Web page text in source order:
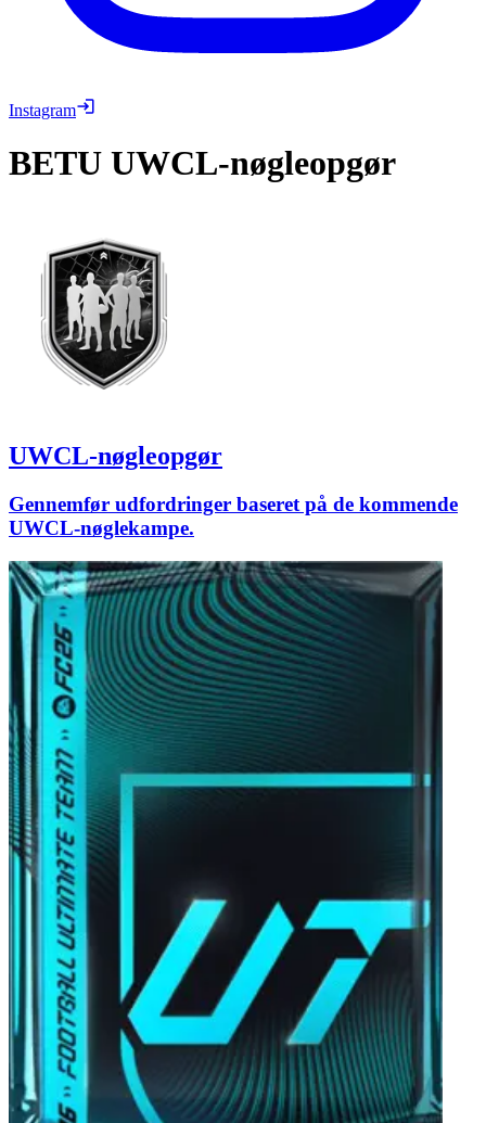
Instagram
BETU UWCL-nøgleopgør
UWCL-nøgleopgør
Gennemfør udfordringer baseret på de kommende
UWCL-nøglekampe.